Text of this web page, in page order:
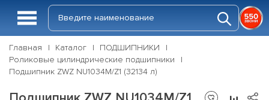
Главная Каталог
ПОДШИПНИКИ
Роликовые цилиндрические подшипники
Подшипник ZWZ NU1034M/Z1 (32134 л)